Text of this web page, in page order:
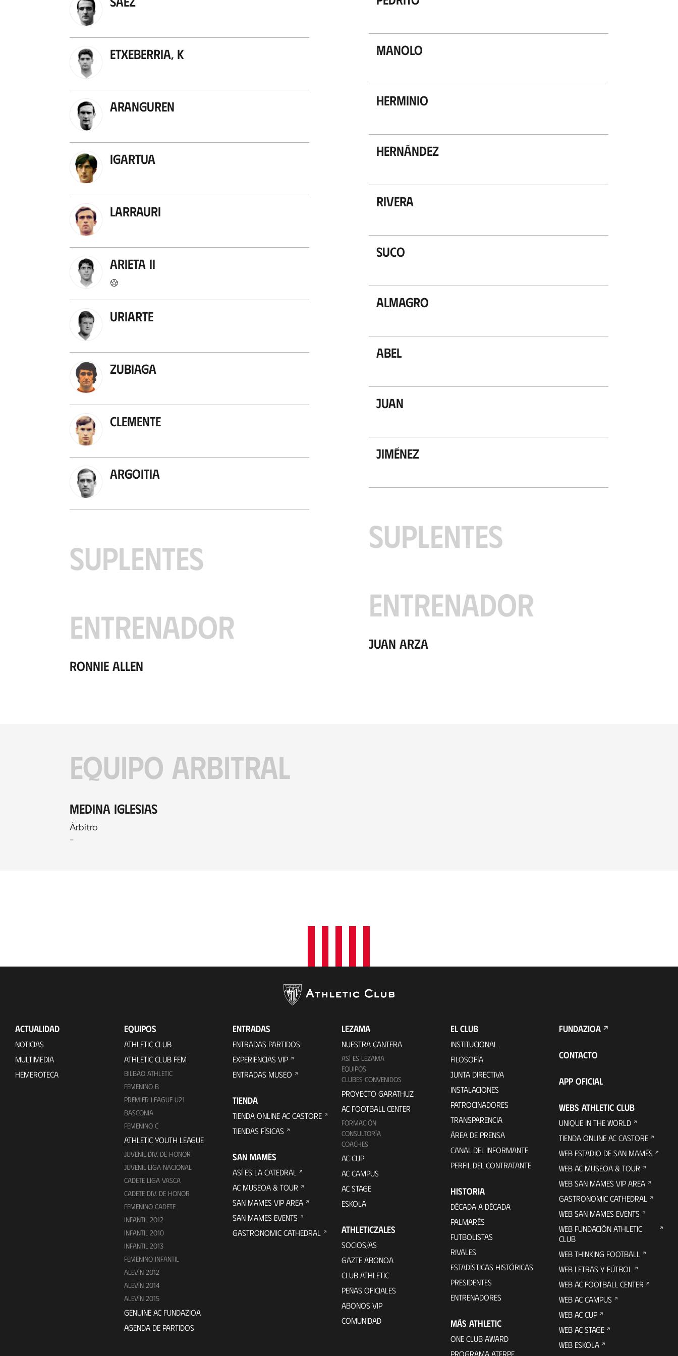
Etxeberria, K
Aranguren
Igartua
Larrauri
Arieta II
Uriarte
Zubiaga
Clemente
Argoitia
SUPLENTES
ENTRENADOR
Ronnie Allen
Manolo
Herminio
Hernández
Rivera
Suco
Almagro
Abel
Juan
Jiménez
SUPLENTES
ENTRENADOR
Juan Arza
EQUIPO ARBITRAL
Medina Iglesias
Árbitro
-
ACTUALIDAD
NOTICIAS
MULTIMEDIA
HEMEROTECA
EQUIPOS
ATHLETIC CLUB
ATHLETIC CLUB FEM
BILBAO ATHLETIC
FEMENINO B
PREMIER LEAGUE U21
BASCONIA
FEMENINO C
ATHLETIC YOUTH LEAGUE
JUVENIL DIV. DE HONOR
JUVENIL LIGA NACIONAL
CADETE LIGA VASCA
CADETE DIV. DE HONOR
FEMENINO CADETE
INFANTIL 2012
INFANTIL 2010
INFANTIL 2013
FEMENINO INFANTIL
ALEVÍN 2012
ALEVÍN 2014
ALEVÍN 2015
GENUINE AC FUNDAZIOA
AGENDA DE PARTIDOS
ENTRADAS
ENTRADAS PARTIDOS
EXPERIENCIAS VIP
ENTRADAS MUSEO
TIENDA
TIENDA ONLINE AC CASTORE
TIENDAS FÍSICAS
SAN MAMÉS
ASÍ ES LA CATEDRAL
AC MUSEOA & TOUR
SAN MAMES VIP AREA
SAN MAMES EVENTS
GASTRONOMIC CATHEDRAL
LEZAMA
NUESTRA CANTERA
ASÍ ES LEZAMA
EQUIPOS
CLUBES CONVENIDOS
PROYECTO GARATHUZ
AC FOOTBALL CENTER
FORMACIÓN
CONSULTORÍA
COACHES
AC CUP
AC CAMPUS
AC STAGE
ESKOLA
ATHLETICZALES
SOCIOS/AS
GAZTE ABONOA
CLUB ATHLETIC
PEÑAS OFICIALES
ABONOS VIP
COMUNIDAD
EL CLUB
INSTITUCIONAL
FILOSOFÍA
JUNTA DIRECTIVA
INSTALACIONES
PATROCINADORES
TRANSPARENCIA
ÁREA DE PRENSA
CANAL DEL INFORMANTE
PERFIL DEL CONTRATANTE
HISTORIA
DÉCADA A DÉCADA
PALMARÉS
FUTBOLISTAS
RIVALES
ESTADÍSTICAS HISTÓRICAS
PRESIDENTES
ENTRENADORES
MÁS ATHLETIC
ONE CLUB AWARD
PROGRAMA ATERPE
FUNDAZIOA
CONTACTO
APP OFICIAL
WEBS ATHLETIC CLUB
UNIQUE IN THE WORLD
TIENDA ONLINE AC CASTORE
WEB ESTADIO DE SAN MAMÉS
WEB AC MUSEOA & TOUR
WEB SAN MAMES VIP AREA
GASTRONOMIC CATHEDRAL
WEB SAN MAMES EVENTS
WEB FUNDACIÓN ATHLETIC
CLUB
WEB THINKING FOOTBALL
WEB LETRAS Y FÚTBOL
WEB AC FOOTBALL CENTER
WEB AC CAMPUS
WEB AC CUP
WEB AC STAGE
WEB ESKOLA